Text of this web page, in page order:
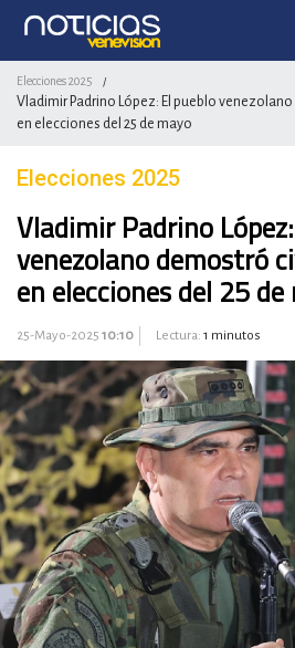
Elecciones 2025 /
Vladimir Padrino López: El pueblo
en elecciones del 25 de mayo
Elecciones 2025
Vladimir Padrino
venezolano demostró
en elecciones del 25
25-Mayo-2025 10:10 Lectura: 1 minutos